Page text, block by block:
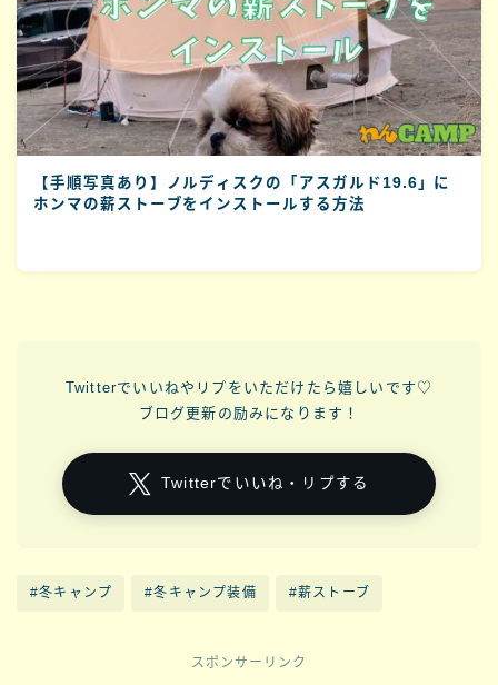
【手順写真あり】ノルディスクの「アスガルド19.6」に
ホンマの薪ストーブをインストールする方法
Twitterでいいねやリプをいただけたら嬉しいです♡
ブログ更新の励みになります！
Twitterでいいね・リプする
#冬キャンプ #冬キャンプ装備 #薪ストーブ
スポンサーリンク